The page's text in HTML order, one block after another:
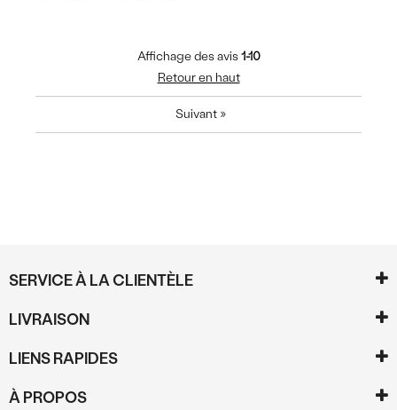
Affichage des avis1-10
Retour en haut
Suivant »
SERVICE À LA CLIENTÈLE
LIVRAISON
LIENS RAPIDES
À PROPOS